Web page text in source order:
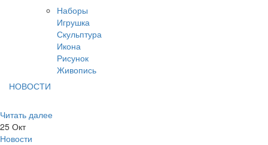
Наборы
Игрушка
Скульптура
Икона
Рисунок
Живопись
НОВОСТИ
Читать далее
25 Окт
Новости